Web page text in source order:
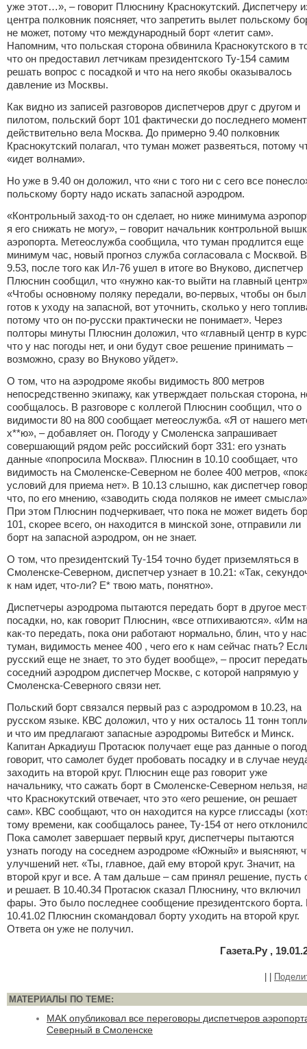
уже этот…», – говорит Плюснину Краснокутский. Диспетчеру
центра полковник поясняет, что запретить вылет польскому
не может, потому что международный борт «летит сам».
Напомним, что польская сторона обвинила Краснокутского в
что он предоставил летчикам президентского Ту-154 самим
решать вопрос с посадкой и что на него якобы оказывалось
давление из Москвы.
Как видно из записей разговоров диспетчеров друг с другом и
пилотом, польский борт 101 фактически до последнего
действительно вела Москва. До примерно 9.40 полковник
Краснокутский полагал, что туман может развеяться, потому
«идет волнами».
Но уже в 9.40 он доложил, что «ни с того ни с сего все
польскому борту надо искать запасной аэродром.
«Контрольный заход-то он сделает, но ниже минимума
я его снижать не могу», – говорит начальник контрольной
аэропорта. Метеослужба сообщила, что туман продлится еще
минимум час, новый прогноз служба согласовала с Москвой. В
9.53, после того как Ил-76 ушел в итоге во Внуково, диспетчер
Плюснин сообщил, что «нужно как-то выйти на главный
«Чтобы основному поляку передали, во-первых, чтобы он был
готов к уходу на запасной, вот уточнить, сколько у него
потому что он по-русски практически не понимает». Через
полторы минуты Плюснин доложил, что «главный центр в
что у нас погоды нет, и они будут свое решение принимать –
возможно, сразу во Внуково уйдет».
О том, что на аэродроме якобы видимость 800 метров
непосредственно экипажу, как утверждает польская сторона,
сообщалось. В разговоре с коллегой Плюснин сообщил, что о
видимости 80 на 800 сообщает метеослужба. «Я от нашего
х**ю», – добавляет он. Погоду у Смоленска запрашивает
совершающий рядом рейс российский борт 331: его узнать
данные «попросила Москва». Плюснин в 10.10 сообщает, что
видимость на Смоленске-Северном не более 400 метров, «
условий для приема нет». В 10.13 слышно, как диспетчер
что, по его мнению, «заводить сюда поляков не имеет
При этом Плюснин подчеркивает, что пока не может видеть
101, скорее всего, он находится в минской зоне, отправили ли
борт на запасной аэродром, он не знает.
О том, что президентский Ту-154 точно будет приземляться в
Смоленске-Северном, диспетчер узнает в 10.21: «Так,
к нам идет, что-ли? Е* твою мать, понятно».
Диспетчеры аэродрома пытаются передать борт в другое
посадки, но, как говорит Плюснин, «все отпихиваются». «Им
как-то передать, пока они работают нормально, блин, что у нас
туман, видимость менее 400 , чего его к нам сейчас гнать?
русский еще не знает, то это будет вообще», – просит передать
соседний аэродром диспетчер Москве, с которой напрямую у
Смоленска-Северного связи нет.
Польский борт связался первый раз с аэродромом в 10.23, на
русском языке. КВС доложил, что у них осталось 11 тонн
и что им предлагают запасные аэродромы Витебск и Минск.
Капитан Аркадиуш Протасюк получает еще раз данные о
говорит, что самолет будет пробовать посадку и в случае
заходить на второй круг. Плюснин еще раз говорит уже
начальнику, что сажать борт в Смоленске-Северном нельзя,
что Краснокутский отвечает, что это «его решение, он решает
сам». КВС сообщают, что он находится на курсе глиссады (
тому времени, как сообщалось ранее, Ту-154 от него
Пока самолет завершает первый круг, диспетчеры пытаются
узнать погоду на соседнем аэродроме «Южный» и выясняют,
улучшений нет. «Ты, главное, дай ему второй круг. Значит, на
второй круг и все. А там дальше – сам принял решение, пусть
и решает. В 10.40.34 Протасюк сказал Плюснину, что включил
фары. Это было последнее сообщение президентского борта.
10.41.02 Плюснин скомандовал борту уходить на второй круг.
Ответа он уже не получил.
Газета.Ру ,
МАТЕРИАЛЫ ПО ТЕМЕ:
МАК опубликовал все переговоры диспетчеров
Северный в Смоленске